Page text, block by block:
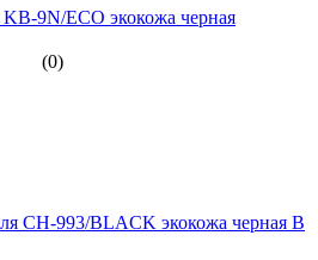
9N/ECO экокожа черная
(0)